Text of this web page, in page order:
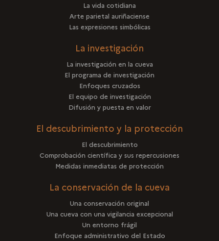
La vida cotidiana
Arte parietal auriñaciense
Las expresiones simbólicas
La investigación
La investigación en la cueva
El programa de investigación
Enfoques cruzados
El equipo de investigación
Difusión y puesta en valor
El descubrimiento y la protección
El descubrimiento
Comprobación científica y sus repercusiones
Medidas inmediatas de protección
La conservación de la cueva
Una conservación original
Una cueva con una vigilancia excepcional
Un entorno frágil
Enfoque administrativo del Estado